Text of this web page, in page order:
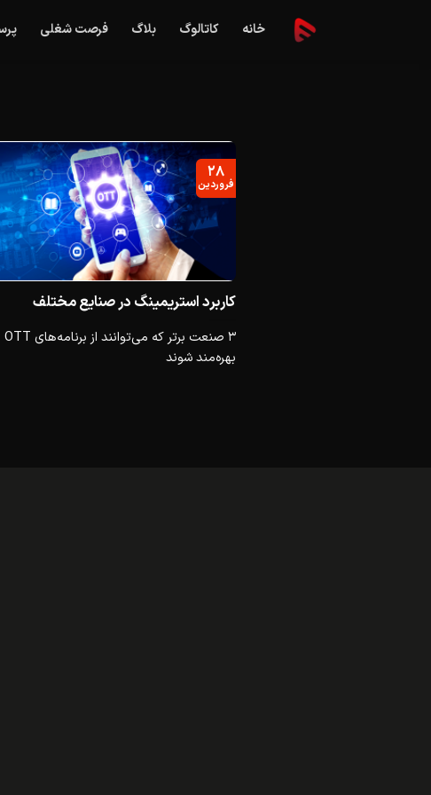
خانه کاتالوگ بلاگ فرصت شغلی
کاربرد استریمینگ در صنایع مختلف
3 صنعت برتر که می‌توانند از برنامه‌های OTT
بهره‌مند شوند
۲۸
فروردین